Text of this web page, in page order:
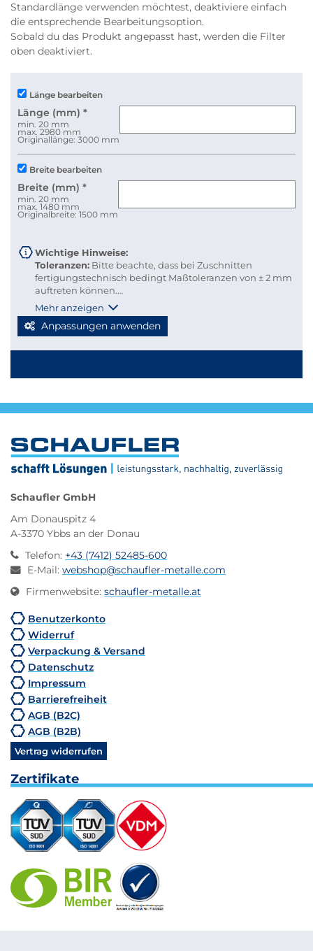
Standardlänge verwenden möchtest, deaktiviere einfach
die entsprechende Bearbeitungsoption.
Sobald du das Produkt angepasst hast, werden die Filter
oben deaktiviert.
Länge bearbeiten
Länge (mm) *
min. 20 mm
max. 2980 mm
Originallänge: 3000 mm
Breite bearbeiten
Breite (mm) *
min. 20 mm
max. 1480 mm
Originalbreite: 1500 mm
Wichtige Hinweise:
Toleranzen: Bitte beachte, dass bei Zuschnitten
fertigungstechnisch bedingt Maßtoleranzen von ± 2 mm
auftreten können.
Versandkosten:Damit du Versandkosten sparen und
deine Bestellung bequem per Paketdienst geliefert
werden kann, beachte bitte folgende Richtlinien für
Stabmaterial: maximal 2.000 mm Länge
Berechnung: 2 × Breite + 1 × längste Seite (max. 2.000
Werden diese Maße überschritten, erfolgt der Versand
automatisch per Spedition, wodurch höhere
Mehr anzeigen
Anpassungen anwenden
Schaufler GmbH
Am Donauspitz 4
A-3370 Ybbs an der Donau
Telefon: +43 (7412) 52485-600
E-Mail: webshop@schaufler-metalle.com
Firmenwebsite: schaufler-metalle.at
Benutzerkonto
Widerruf
Verpackung & Versand
Datenschutz
Impressum
Barrierefreiheit
AGB (B2C)
AGB (B2B)
Vertrag widerrufen
Zertifikate